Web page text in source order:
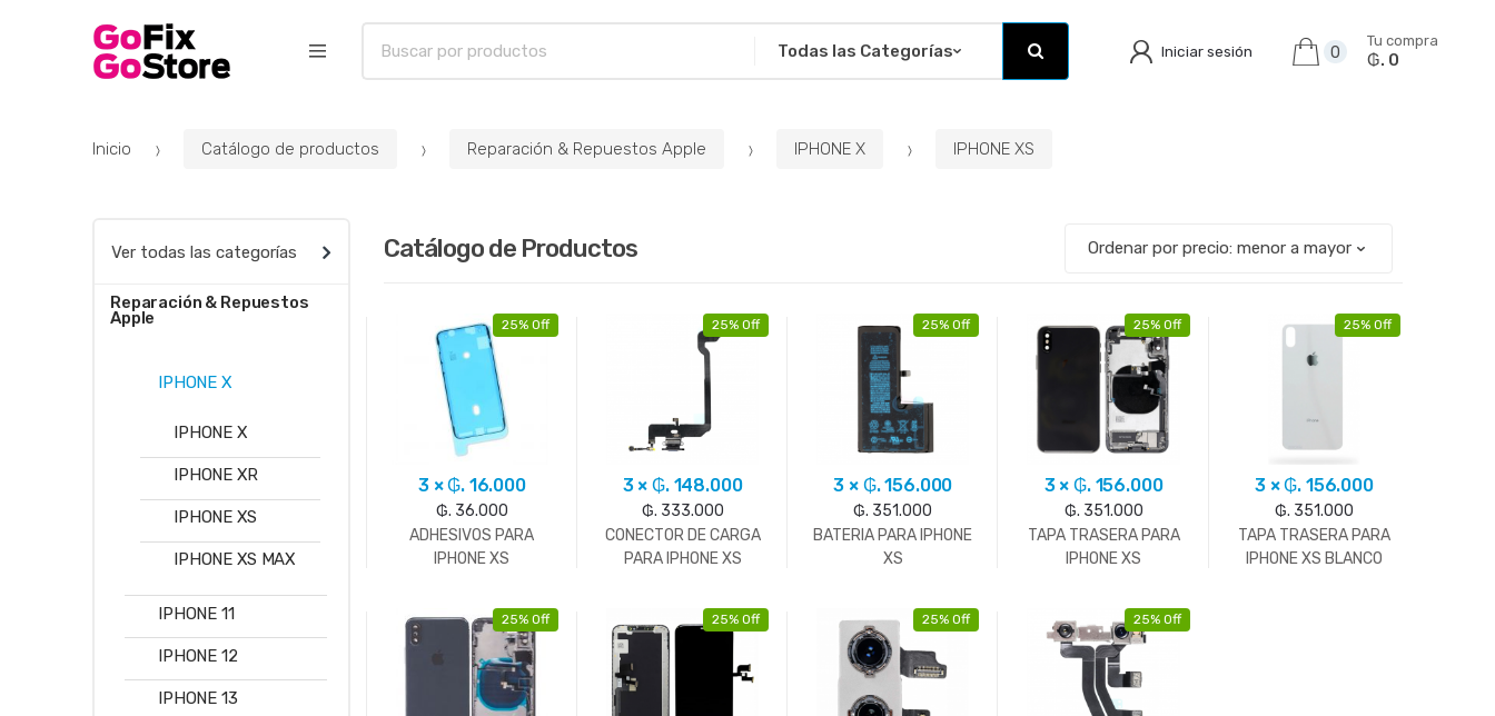
a
Iniciar sesión 0
Tu compra
₲. 0
Inicio Catálogo de productos Reparación & Repuestos Apple IPHONE X IPHONE XS
Catálogo de Productos
25% Off
3 × ₲. 16.000
₲. 36.000
ADHESIVOS PARA
IPHONE XS
25% Off
3 × ₲. 148.000
₲. 333.000
CONECTOR DE CARGA
PARA IPHONE XS
25% Off
3 × ₲. 156.000
₲. 351.000
BATERIA PARA IPHONE
XS
25% Off
3 × ₲. 156.000
₲. 351.000
TAPA TRASERA PARA
IPHONE XS
25% Off
3 × ₲. 156.000
₲. 351.000
TAPA TRASERA PARA
IPHONE XS BLANCO
25% Off 25% Off 25% Off 25% Off
Ver todas las categorías
Reparación & Repuestos
Apple
IPHONE X
IPHONE X
IPHONE XR
IPHONE XS
IPHONE XS MAX
IPHONE 11
IPHONE 12
IPHONE 13